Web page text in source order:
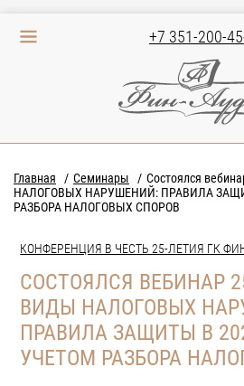
+7 351-200-
Главная Семинары
Состоялся
НАЛОГОВЫХ НАРУШЕНИЙ: ПРАВИЛА
РАЗБОРА НАЛОГОВЫХ СПОРОВ
КОНФЕРЕНЦИЯ В ЧЕСТЬ 25-ЛЕТИЯ ГК
СОСТОЯЛСЯ ВЕБИНАР
ВИДЫ НАЛОГОВЫХ
ПРАВИЛА ЗАЩИТЫ В
УЧЕТОМ РАЗБОРА